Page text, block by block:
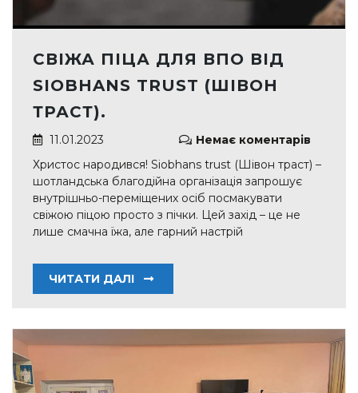
СВІЖА ПІЦА ДЛЯ ВПО ВІД
SIOBHANS TRUST (ШІВОН
ТРАСТ).
11.01.2023
Немає коментарів
Христос народився! Siobhans trust (Шівон траст) –
шотландська благодійна організація запрошує
внутрішньо-переміщених осіб посмакувати
свіжою піцою просто з пічки. Цей захід – це не
лише смачна їжа, але гарний настрій
ЧИТАТИ ДАЛІ